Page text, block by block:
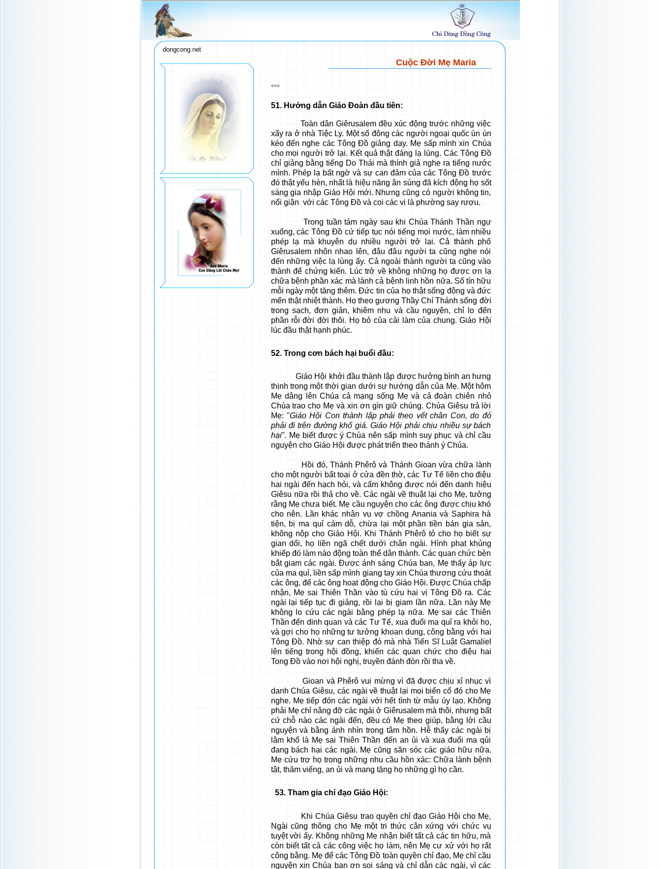
dongcong.net
Cuộc Đời Mẹ Maria
<<<
51. Hướng dẫn Giáo Đoàn đầu tiên:
Toàn dân Giêrusalem đều xúc động trước những việc
xẩy ra ở nhà Tiệc Ly. Một số đông các người ngoại quốc ùn ùn
kéo đến nghe các Tông Đồ giảng dạy. Mẹ sấp mình xin Chúa
cho mọi người trở lại. Kết quả thật đáng lạ lùng. Các Tông Đồ
chỉ giảng bằng tiếng Do Thái mà thính giả nghe ra tiếng nước
mình. Phép lạ bất ngờ và sự can đảm của các Tông Đồ trước
đó thật yếu hèn, nhất là hiệu năng ân sủng đã kích động họ sốt
sáng gia nhập Giáo Hội mới. Nhưng cũng có người không tin,
nổi giận với các Tông Đồ và coi các vị là phường say rượu.
Trong tuần tám ngày sau khi Chúa Thánh Thần ngự
xuống, các Tông Đồ cứ tiếp tục nói tiếng mọi nước, làm nhiều
phép lạ mà khuyên dụ nhiều người trở lại. Cả thành phố
Giêrusalem nhôn nhao lên, đâu đâu người ta cũng nghe nói
đến những việc lạ lùng ấy. Cả ngoài thành người ta cũng vào
thành để chứng kiến. Lúc trở về không những họ được ơn lạ
chữa bệnh phần xác mà lành cả bệnh linh hồn nữa. Số tín hữu
mỗi ngày một tăng thêm. Đức tin của họ thật sống động và đức
mến thật nhiệt thành. Họ theo gương Thầy Chí Thánh sống đời
trong sạch, đơn giản, khiêm nhu và cầu nguyện, chỉ lo đến
phần rỗi đời đời thôi. Họ bỏ của cải làm của chung. Giáo Hội
lúc đầu thật hạnh phúc.
52. Trong cơn bách hại buổi đầu:
Giáo Hội khởi đầu thành lập được hưởng bình an hưng
thịnh trong một thời gian dưới sự hướng dẫn của Mẹ. Một hôm
Mẹ dâng lên Chúa cả mạng sống Mẹ và cả đoàn chiên nhỏ
Chúa trao cho Mẹ và xin ơn gìn giữ chúng. Chúa Giêsu trả lời
Mẹ: "Giáo Hội Con thành lập phải theo vết chân Con, do đó
phải đi trên đường khổ giá. Giáo Hội phải chịu nhiều sự bách
hại". Mẹ biết được ý Chúa nên sấp mình suy phục và chỉ cầu
nguyện cho Giáo Hội được phát triển theo thánh ý Chúa.
Hồi đó, Thánh Phêrô và Thánh Gioan vừa chữa lành
cho một người bất toại ở cửa đền thờ, các Tư Tế liền cho điệu
hai ngài đến hạch hỏi, và cấm không được nói đến danh hiệu
Giêsu nữa rồi thả cho về. Các ngài về thuật lại cho Mẹ, tưởng
rằng Mẹ chưa biết. Mẹ cầu nguyện cho các ông được chịu khó
cho nên. Lần khác nhân vụ vợ chồng Anania và Saphira hà
tiện, bị ma quỉ cám dỗ, chừa lại một phần tiền bán gia sản,
không nộp cho Giáo Hội. Khi Thánh Phêrô tỏ cho họ biết sự
gian dối, họ liền ngã chết dưới chân ngài. Hình phạt khủng
khiếp đó làm náo động toàn thể dân thành. Các quan chức bèn
bắt giam các ngài. Được ánh sáng Chúa ban, Mẹ thấy áp lực
của ma quỉ, liền sấp mình giang tay xin Chúa thương cứu thoát
các ông, để các ông hoạt động cho Giáo Hội. Được Chúa chấp
nhận, Mẹ sai Thiên Thần vào tù cứu hai vị Tông Đồ ra. Các
ngài lại tiếp tục đi giảng, rồi lại bị giam lần nữa. Lần này Mẹ
không lo cứu các ngài bằng phép lạ nữa. Mẹ sai các Thiên
Thần đến dinh quan và các Tư Tế, xua đuổi ma quỉ ra khỏi họ,
và gợi cho họ những tư tưởng khoan dung, công bằng với hai
Tông Đồ. Nhờ sự can thiệp đó mà nhà Tiến Sĩ Luật Gamaliel
lên tiếng trong hội đồng, khiến các quan chức cho điệu hai
Tong Đồ vào nơi hội nghị, truyền đánh đòn rồi tha về.
Gioan và Phêrô vui mừng vì đã được chịu xỉ nhục vì
danh Chúa Giêsu, các ngài về thuật lại mọi biến cố đó cho Mẹ
nghe. Mẹ tiếp đón các ngài với hết tình từ mẫu úy lạo. Không
phải Mẹ chỉ nâng đỡ các ngài ở Giêrusalem mà thôi, nhưng bất
cứ chỗ nào các ngài đến, đều có Mẹ theo giúp, bằng lời cầu
nguyện và bằng ánh nhìn trong tâm hồn. Hễ thấy các ngài bị
lâm khổ là Mẹ sai Thiên Thần đến an ủi và xua đuổi ma qủi
đang bách hại các ngài. Mẹ cũng săn sóc các giáo hữu nữa.
Mẹ cứu trợ họ trong những nhu cầu hồn xác: Chữa lành bệnh
tật, thăm viếng, an ủi và mang tặng họ những gì họ cần.
53. Tham gia chỉ đạo Giáo Hội:
Khi Chúa Giêsu trao quyền chỉ đạo Giáo Hội cho Mẹ,
Ngài cũng thông cho Mẹ một tri thức cân xứng với chức vụ
tuyệt vời ấy. Không những Mẹ nhận biết tất cả các tin hữu, mà
còn biết tất cả các công việc họ làm, nên Mẹ cư xử với họ rất
công bằng. Mẹ để các Tông Đồ toàn quyền chỉ đạo, Mẹ chỉ cầu
nguyện xin Chúa ban ơn soi sáng và chỉ dẫn các ngài, vì các